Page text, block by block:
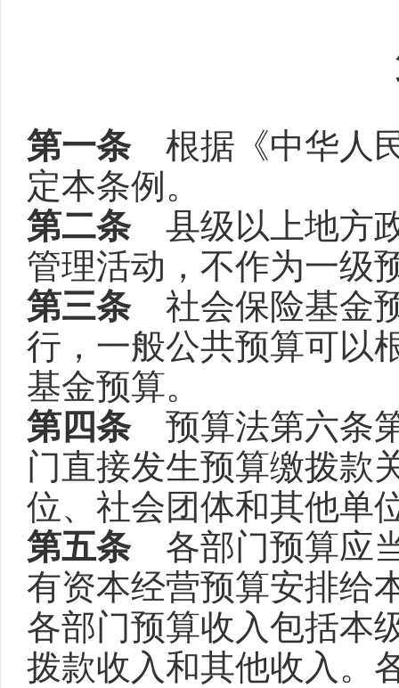
第一条根据《中华人民
定本条例。
第二条县级以上地方政
管理活动，不作为一级
第三条社会保险基金预
行，一般公共预算可以
基金预算。
第四条预算法第六条第
门直接发生预算缴拨款
位、社会团体和其他单
第五条各部门预算应当
有资本经营预算安排给
各部门预算收入包括本
拨款收入和其他收入。